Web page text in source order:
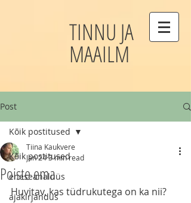
TINNU JA
MAAILM
Post
Kõik postitused
eneseanalüüs
ajakirjandus
Kõik postitused
Poiste ema
Tiina Kaukvere
Jan 243 min read
Huvitav, kas tüdrukutega on ka nii?